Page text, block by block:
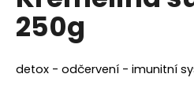
0,0
z
hvězdiček.
250g
detox - odčervení - imunitní
a
j
í
t